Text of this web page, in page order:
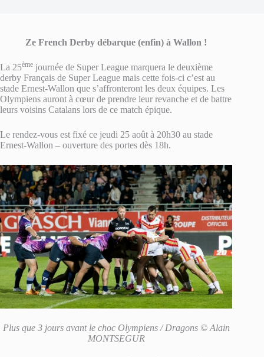
Ze French Derby débarque (enfin) à Wallon !
La 25ème journée de Super League marquera le deuxième
derby Français de Super League mais cette fois-ci c’est au
stade Ernest-Wallon que s’affronteront les deux équipes. Les
Olympiens auront à cœur de prendre leur revanche et de battre
leurs voisins Catalans lors de ce match épique.
Le rendez-vous est fixé ce jeudi 25 août à 20h30 au stade
Ernest-Wallon – ouverture des portes dès 18h.
Plus que 3 jours avant le choc Olympiens / Dragons © Alain
MONTSEGUR